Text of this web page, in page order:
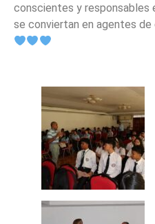
conscientes y responsables
se conviertan en agentes de